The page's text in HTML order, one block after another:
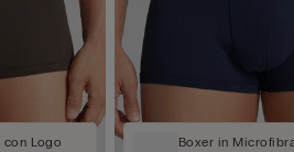
Logo Boxer in